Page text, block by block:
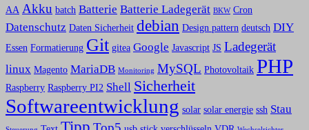
AA Akku batch Batterie Batterie Ladegerät BKW Cron
Datenschutz Daten Sicherheit debian Design pattern deutsch DIY
Essen Formatierung Git gitea Google Javascript JS Ladegerät
linux Magento MariaDB Monitoring MySQL Photovoltaik PHP
Raspberry Raspberry PI2 Shell Sicherheit
Softwareentwicklung solar solar energie ssh Stau
Tipp